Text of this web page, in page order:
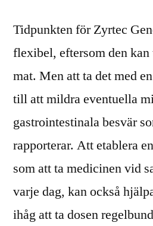
Tidpunkten för Zyrtec
flexibel, eftersom den kan
mat. Men att ta det med
till att mildra eventuella
gastrointestinala besvär
rapporterar. Att etablera
som att ta medicinen vid
varje dag, kan också
ihåg att ta dosen